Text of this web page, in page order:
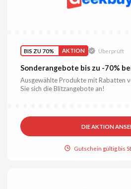
BIS ZU 70% AKTION Überprüft
Sonderangebote bis zu -70%
Ausgewählte Produkte mit Rabatten
Sie sich die Blitzangebote an!
DIE AKTION
Gutschein gültig bis